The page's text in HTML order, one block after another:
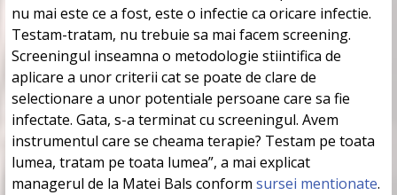
nu mai este ce a fost, este o infectie ca oricare infectie.
Testam-tratam, nu trebuie sa mai facem screening.
Screeningul inseamna o metodologie stiintifica de
aplicare a unor criterii cat se poate de clare de
selectionare a unor potentiale persoane care sa fie
infectate. Gata, s-a terminat cu screeningul. Avem
instrumentul care se cheama terapie? Testam pe toata
lumea, tratam pe toata lumea”, a mai explicat
managerul de la Matei Bals conformsursei mentionate.